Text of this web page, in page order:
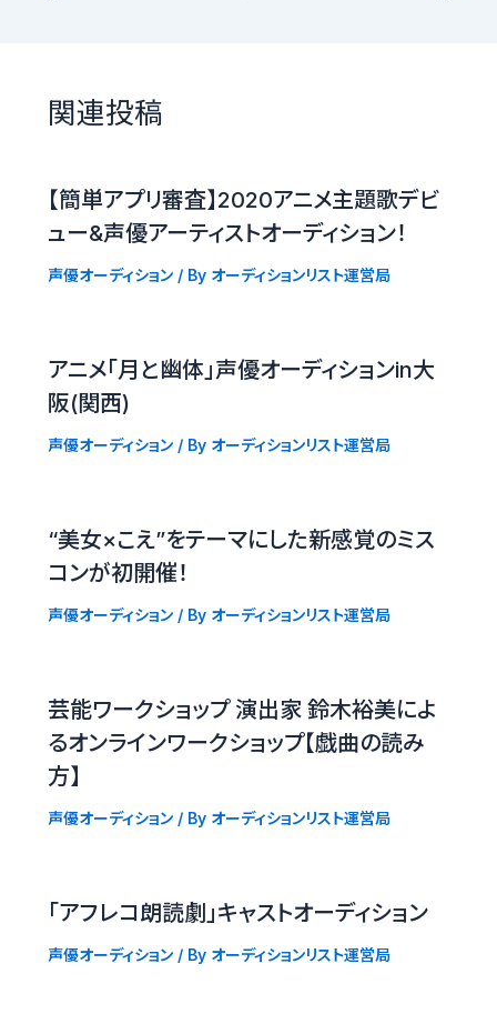
関連投稿
【簡単アプリ審査】2020アニメ主題歌デビ
ュー&声優アーティストオーディション！
声優オーディション/ By オーディションリスト運営局
アニメ「月と幽体」声優オーディションin大
阪(関西)
声優オーディション/ By オーディションリスト運営局
“美女×こえ”をテーマにした新感覚のミス
コンが初開催！
声優オーディション/ By オーディションリスト運営局
芸能ワークショップ 演出家 鈴木裕美によ
るオンラインワークショップ【戯曲の読み
方】
声優オーディション/ By オーディションリスト運営局
「アフレコ朗読劇」キャストオーディション
声優オーディション/ By オーディションリスト運営局